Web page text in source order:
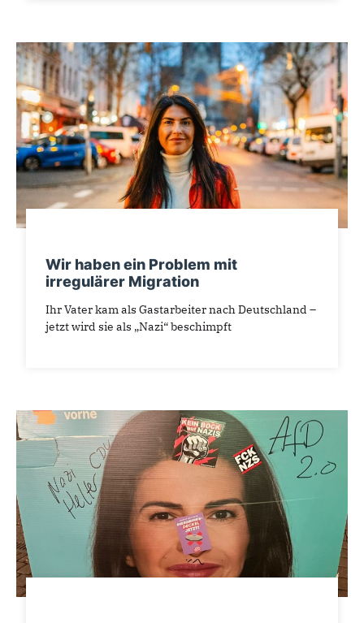
Wir haben ein Problem mit
irregulärer Migration
Ihr Vater kam als Gastarbeiter nach Deutschland –
jetzt wird sie als „Nazi“ beschimpft